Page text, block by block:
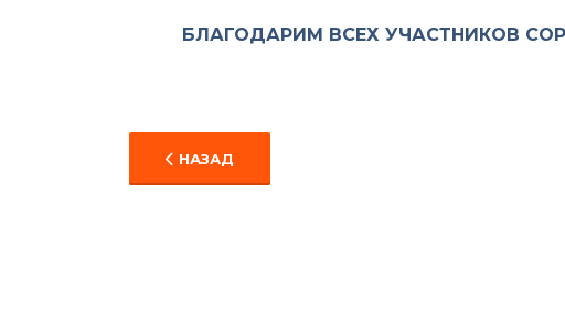
БЛАГОДАРИМ ВСЕХ УЧАСТНИКОВ
ПРЕДЫДУЩИЙ: ТОЧНО В ЦЕЛЬ... (В ПЕРИОД С
НАЗАД